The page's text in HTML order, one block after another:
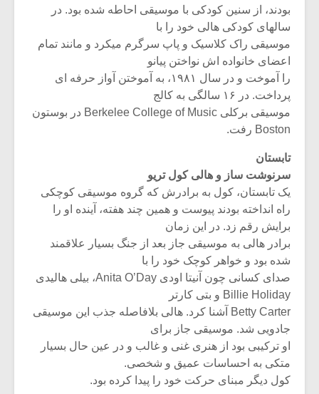
بودند، از سنین کودکی با موسیقی احاطه شده بود. در
سالهای کودکی هالی خود را با
موسیقی راک کلاسیک و پاپ سرگرم میکرد و مانند تمام
اعضای خانواده اش نواختن پیانو
را آموخت و در سال ۱۹۸۱، به آموختن آواز حرفه ای
پرداخت. در ۱۶ سالگی به کالج
موسیقی برکلی Berkelee College of Music در بوستون
Boston رفت.
تابستان
سرنوشت ساز و هالی کول تریو
یک تابستان، کول به برادرش که گروه موسیقی کوچکی
راه انداخته بودند پیوست و همین چند هفته، آینده او را
برایش رقم زد. در این زمان
برادر هالی به موسیقی جاز بعد از جنگ بسیار علاقمند
شده بود و خواهر کوچک خود را با
صدای کسانی چون آنیتا اودی Anita O’Day، بیلی هالیدی
Billie Holiday و بتی کارتر
Betty Carter آشنا کرد. هالی بلافاصله جذب این موسیقی
جادویی شد. موسیقی جاز برای
او ترکیبی بود از هنری غنی و غالب و در عین حال بسیار
متکی به احساسات عمیق و شخصی.
کول دیگر مبنای حرکت خود را پیدا کرده بود.
میکلوش روژا
یادداشتی بر موسیقی
متن فیلم «متری
شیش و نیم»
اگر نمی توانی
مشهورترین باشی،
بدنام ترین باش
موسیقی